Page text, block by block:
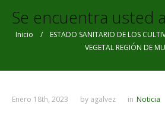
Se encuentra usted
Inicio / ESTADO SANITARIO DE LOS
VEGETAL REGIÓN DE
Enero 18th, 2023 by agalvez in Noticia